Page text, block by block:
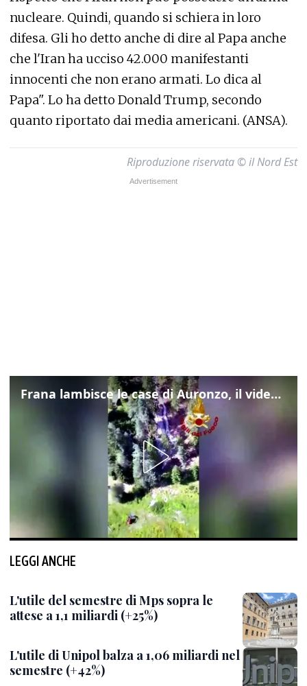
nucleare. Quindi, quando si schiera in loro
difesa. Gli ho detto anche di dire al Papa anche
che l'Iran ha ucciso 42.000 manifestanti
innocenti che non erano armati. Lo dica al
Papa". Lo ha detto Donald Trump, secondo
quanto riportato dai media americani. (ANSA).
Riproduzione riservata © il Nord Est
Frana lambisce le case di Auronzo, il video dall'elicottero dei vigili del fuoco
LEGGI ANCHE
L'utile del semestre di Mps sopra le
attese a 1,1 miliardi (+25%)
L'utile di Unipol balza a 1,06 miliardi nel
semestre (+42%)